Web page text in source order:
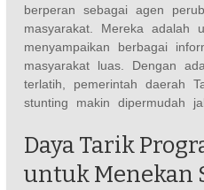
berperan sebagai agen
masyarakat. Mereka adalah
menyampaikan berbagai
masyarakat luas. Dengan
terlatih, pemerintah daerah
stunting makin dipermudah
Daya Tarik
untuk Menekan